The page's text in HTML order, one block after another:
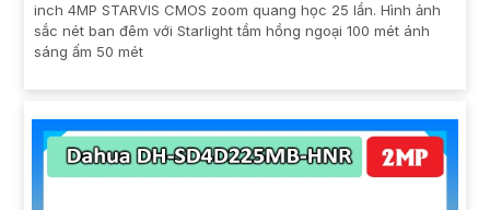
inch 4MP STARVIS CMOS zoom quang học 25 lần. Hình ảnh
sắc nét ban đêm với Starlight tầm hồng ngoại 100 mét ánh
sáng ấm 50 mét